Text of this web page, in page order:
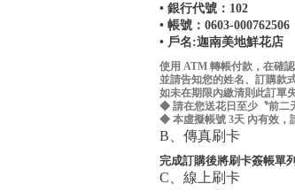
• 銀行代號：102
• 帳號：0603-000762506
• 戶名:迦南美地鮮花店
使用 ATM 轉帳付款，在確
並請告知您的姓名、訂購款
如未在期限內繳清則此訂單
◆ 請在您送花日至少〝前二
◆ 本虛擬帳號 3天 內有效，
B、傳真刷卡
完成訂購後將刷卡簽帳單
C、線上刷卡